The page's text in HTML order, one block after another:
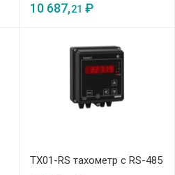
10 687,21 ₽
ТХ01-RS тахометр с RS-485